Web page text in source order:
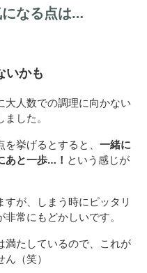
になる点は…
いかも
人数での調理に向かない
した。
挙げるとすると、 一緒に
あと一歩…！ という感じが
が、しまう時にピッタリ
常にもどかしいです。
満たしているので、これが
（笑）